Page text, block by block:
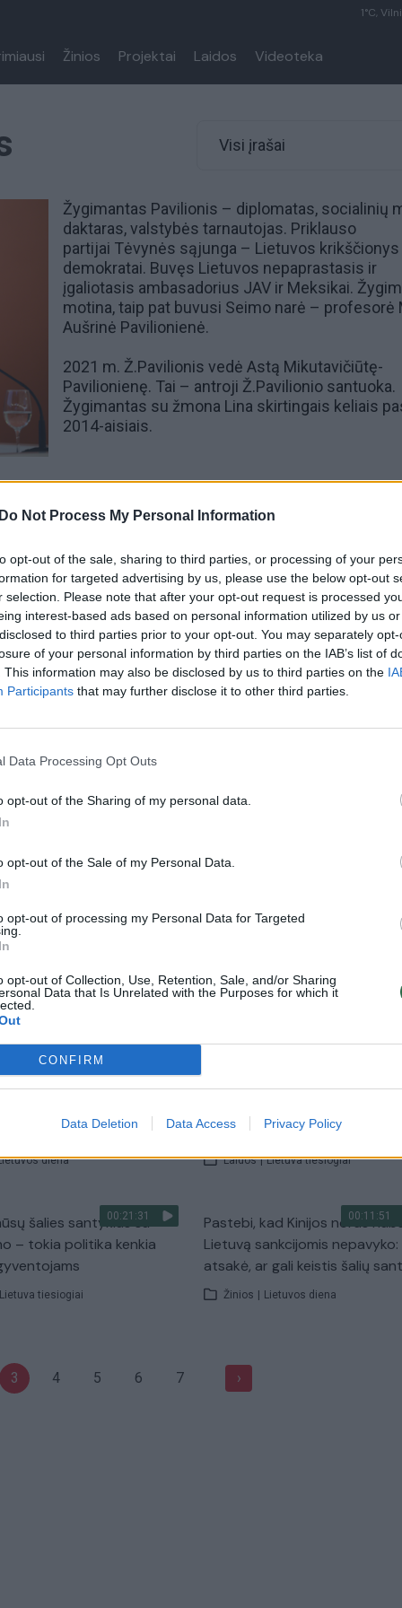
Do Not Process My Personal Information
opt-out of the sale, sharing to third parties, or processing of your
for targeted advertising by us, please use the below opt-out
selection. Please note that after your opt-out request is processed
interest-based ads based on personal information utilized by us
to third parties prior to your opt-out. You may separately
of your personal information by third parties on the IAB’s list of
This information may also be disclosed by us to third parties on the
Participants that may further disclose it to other third parties.
Data Processing Opt Outs
opt-out of the Sharing of my personal data.
opt-out of the Sale of my Personal Data.
opt-out of processing my Personal Data for Targeted
opt-out of Collection, Use, Retention, Sale, and/or Sharing
Data that Is Unrelated with the Purposes for which it
CONFIRM
Data Deletion Data Access Privacy Policy
1°C,
Žinios Projektai Laidos Videoteka
Visi įrašai
Žygimantas Pavilionis – diplomatas, socialinių
daktaras, valstybės tarnautojas. Priklauso
partijai Tėvynės sąjunga – Lietuvos krikščionys
demokratai. Buvęs Lietuvos nepaprastasis ir
įgaliotasis ambasadorius JAV ir Meksikai.
motina, taip pat buvusi Seimo narė – profesorė
Aušrinė Pavilionienė.
2021 m. Ž.Pavilionis vedė Astą Mikutavičiūtę-
Pavilionienę. Tai – antroji Ž.Pavilionio santuoka.
Žygimantas su žmona Lina skirtingais keliais
2014-aisiais.
Ž. Pavilionis ragina
Putino režimo griūties:
diena
Ž. Pavilionis tikisi NATO šalių
Žinios | Lietuvos diena
00:13:09
atsakė, kokių pokyčių
sostą grįžtų D. Trumpas
diena
Prezidentūros sprendimas dėl
Landsbergio V. Zelenskio
sulaukė kritikos: pasisakė ir
00:23:26
sąrašo į Lenkiją: mano,
nėra tvarkos
patarėją dėl kritikos URM: „Gal
00:12:03
atsakė į prezidento
ambasadoriaus: nėra
išvengti ryšio su
diena
Ž. Pavilionis apie laimėjimą
neskelbiami
Žinios
apie NATO susitikimo
arti narystės
diena
G. Landsbergio įspėjimai kelia
NATO tarnauja rusų
Laidos | Lietuva tiesiogiai
00:21:31
šalies santykius su
– tokia politika kenkia
Lietuva tiesiogiai
00:11:51
Pastebi, kad Kinijos noras
Lietuvą sankcijomis nepavyko:
atsakė, ar gali keistis šalių
Žinios | Lietuvos diena
3 4 5 6 7 ›